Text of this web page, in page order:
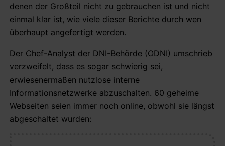
denen der Großteil nicht zu gebrauchen ist und nicht
einmal klar ist, wie viele dieser Berichte durch wen
überhaupt angefertigt werden.
Der Chef-Analyst der DNI-Behörde (ODNI) umschrieb
verzweifelt, dass es sogar schwierig sei,
erwiesenermaßen nutzlose interne
Informationsnetzwerke abzuschalten. 60 geheime
Webseiten seien immer noch online, obwohl sie längst
abgeschaltet wurden: